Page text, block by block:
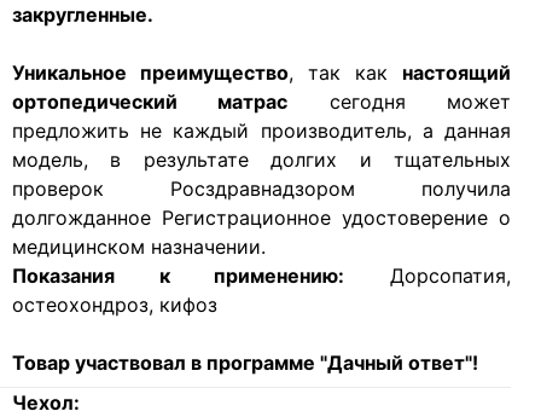
закругленные.
Уникальное преимущество, так как настоящий
ортопедический матрас сегодня может
предложить не каждый производитель, а данная
модель, в результате долгих и тщательных
проверок Росздравнадзором получила
долгожданное Регистрационное удостоверение о
медицинском назначении.
Показания к применению: Дорсопатия,
остеохондроз, кифоз
Товар участвовал в программе "Дачный ответ"!
Чехол: